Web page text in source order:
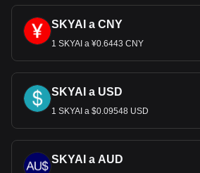
SKYAI a CNY
1 SKYAI a ¥0.6443 CNY
SKYAI a USD
1 SKYAI a $0.09548 USD
SKYAI a AUD